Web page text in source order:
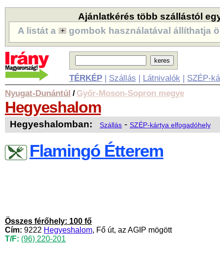
Ajánlatkérés több szállástól
A listát a
gombok használatával állíthatja
TÉRKÉP| Szállás | Látnivalók | SZÉP-
Nyugat-Dunántúl / Győr-Moson-Sopron megye
Hegyeshalom
Hegyeshalomban: Szállás - SZÉP-kártya elfogadóhely
Flamingó Étterem
Összes férőhely: 100 fő
Cím: 9222 Hegyeshalom, Fő út, az AGIP mögött
T/F: (96) 220-201